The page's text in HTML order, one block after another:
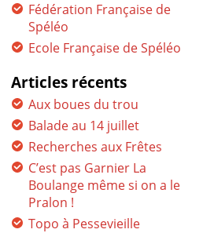
Fédération Française de
Spéléo
Ecole Française de Spéléo
Articles récents
Aux boues du trou
Balade au 14 juillet
Recherches aux Frêtes
C’est pas Garnier La
Boulange même si on a le
Pralon !
Topo à Pessevieille